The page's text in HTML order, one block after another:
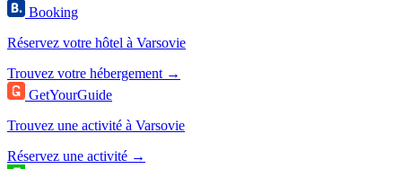
Booking
Réservez votre hôtel à Varsovie
Trouvez votre hébergement →
GetYourGuide
Trouvez une activité à Varsovie
Réservez une activité →